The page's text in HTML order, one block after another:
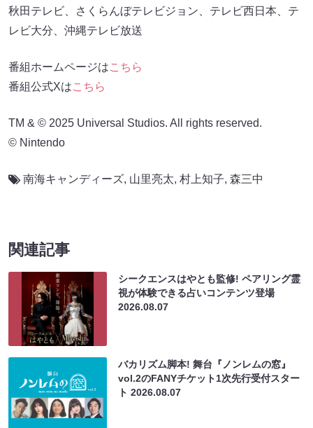
秋田テレビ、さくらんぼテレビジョン、テレビ西日本、テ
レビ大分、沖縄テレビ放送
番組ホームページはこちら
番組公式Xはこちら
TM & © 2025 Universal Studios. All rights reserved.
© Nintendo
南海キャンディーズ, 山里亮太, 村上知子, 森三中
関連記事
シークエンスはやとも監修! ペアリング霊
視が体験できる占いコンテンツ登場
2026.08.07
バカリズム脚本! 舞台『ノンレムの窓』
vol.2のFANYチケット1次先行受付スター
ト2026.08.07